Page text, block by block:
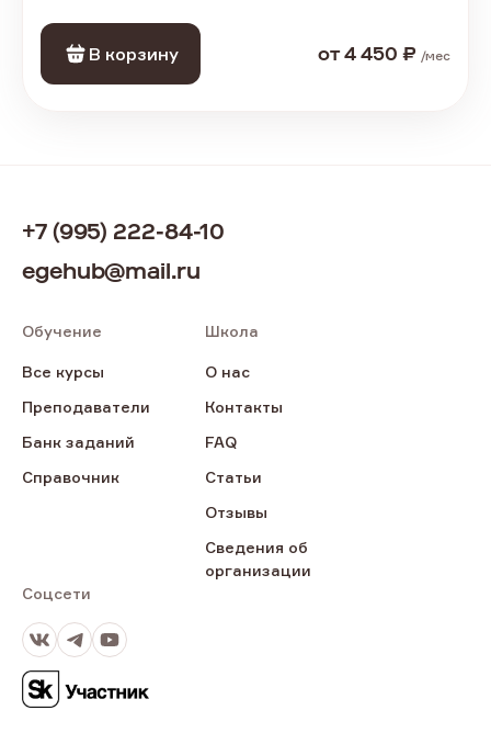
В корзину от 4 450 ₽ /мес
+7 (995) 222-84-10
egehub@mail.ru
Обучение
Все курсы
Преподаватели
Банк заданий
Справочник
Школа
О нас
Контакты
FAQ
Статьи
Отзывы
Сведения об
организации
Соцсети
ВКонтакте
Телеграм
Youtube